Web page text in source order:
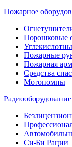
Пожарное
Порошковые
Пожарные
Пожарная
Средства
Мотопомпы
Радиооборудование
Си-Би Рации